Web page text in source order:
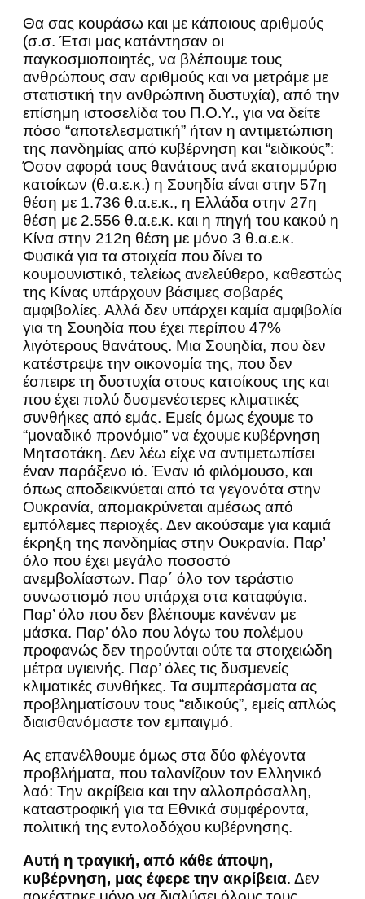
Θα σας κουράσω και με κάποιους αριθμούς
(σ.σ. Έτσι μας κατάντησαν οι
παγκοσμιοποιητές, να βλέπουμε τους
ανθρώπους σαν αριθμούς και να μετράμε με
στατιστική την ανθρώπινη δυστυχία), από την
επίσημη ιστοσελίδα του Π.Ο.Υ., για να δείτε
πόσο “αποτελεσματική” ήταν η αντιμετώπιση
της πανδημίας από κυβέρνηση και “ειδικούς”:
Όσον αφορά τους θανάτους ανά εκατομμύριο
κατοίκων (θ.α.ε.κ.) η Σουηδία είναι στην 57η
θέση με 1.736 θ.α.ε.κ., η Ελλάδα στην 27η
θέση με 2.556 θ.α.ε.κ. και η πηγή του κακού η
Κίνα στην 212η θέση με μόνο 3 θ.α.ε.κ.
Φυσικά για τα στοιχεία που δίνει το
κουμουνιστικό, τελείως ανελεύθερο, καθεστώς
της Κίνας υπάρχουν βάσιμες σοβαρές
αμφιβολίες. Αλλά δεν υπάρχει καμία αμφιβολία
για τη Σουηδία που έχει περίπου 47%
λιγότερους θανάτους. Μια Σουηδία, που δεν
κατέστρεψε την οικονομία της, που δεν
έσπειρε τη δυστυχία στους κατοίκους της και
που έχει πολύ δυσμενέστερες κλιματικές
συνθήκες από εμάς. Εμείς όμως έχουμε το
“μοναδικό προνόμιο” να έχουμε κυβέρνηση
Μητσοτάκη. Δεν λέω είχε να αντιμετωπίσει
έναν παράξενο ιό. Έναν ιό φιλόμουσο, και
όπως αποδεικνύεται από τα γεγονότα στην
Ουκρανία, απομακρύνεται αμέσως από
εμπόλεμες περιοχές. Δεν ακούσαμε για καμιά
έκρηξη της πανδημίας στην Ουκρανία. Παρ’
όλο που έχει μεγάλο ποσοστό
ανεμβολίαστων. Παρ΄ όλο τον τεράστιο
συνωστισμό που υπάρχει στα καταφύγια.
Παρ’ όλο που δεν βλέπουμε κανέναν με
μάσκα. Παρ’ όλο που λόγω του πολέμου
προφανώς δεν τηρούνται ούτε τα στοιχειώδη
μέτρα υγιεινής. Παρ’ όλες τις δυσμενείς
κλιματικές συνθήκες. Τα συμπεράσματα ας
προβληματίσουν τους “ειδικούς”, εμείς απλώς
διαισθανόμαστε τον εμπαιγμό.
Ας επανέλθουμε όμως στα δύο φλέγοντα
προβλήματα, που ταλανίζουν τον Ελληνικό
λαό: Την ακρίβεια και την αλλοπρόσαλλη,
καταστροφική για τα Εθνικά συμφέροντα,
πολιτική της εντολοδόχου κυβέρνησης.
Αυτή η τραγική, από κάθε άποψη,
κυβέρνηση, μας έφερε την ακρίβεια. Δεν